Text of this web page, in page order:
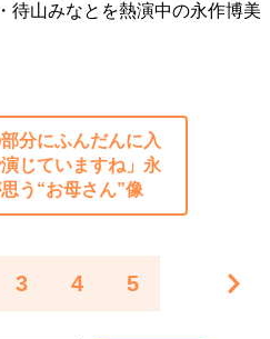
待山みなとを熱演中の永作博美
部分にふんだんに入
じていますね」永
う“お母さん”像
3 4 5